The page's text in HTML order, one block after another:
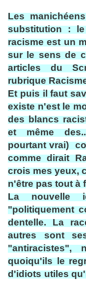
Les
substitution : le
racisme est un
sur le sens de
articles du
rubrique
Et puis il faut
existe n'est le
des blancs
et même
pourtant vrai)
comme dirait
crois mes yeux,
n'être pas tout à
La nouvelle
"politiquement
dentelle. La
autres sont
"antiracistes",
quoiqu'ils le
d'idiots utiles